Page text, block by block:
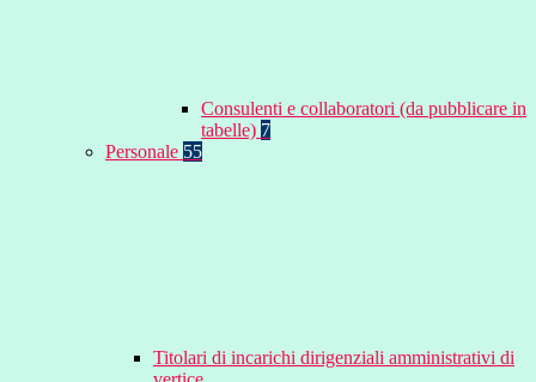
Consulenti e collaboratori (da pubblicare in
tabelle) 7
Personale 55
Titolari di incarichi dirigenziali amministrativi di